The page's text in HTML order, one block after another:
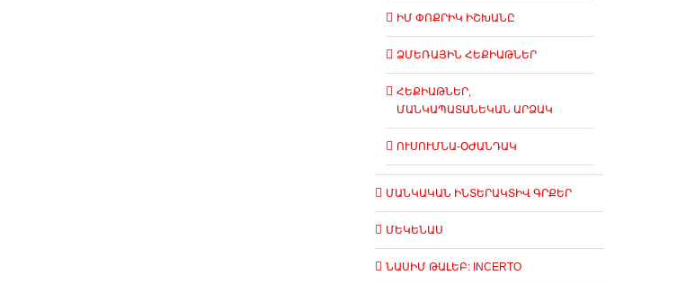
ԻՄ ՓՈՔՐԻԿ ԻՇԽԱՆԸ
ՁՄԵՌԱՅԻՆ ՀԵՔԻԱԹՆԵՐ
ՀԵՔԻԱԹՆԵՐ,
ՄԱՆԿԱՊԱՏԱՆԵԿԱՆ ԱՐՁԱԿ
ՈՒՍՈՒՄՆԱ-ՕԺԱՆԴԱԿ
ՄԱՆԿԱԿԱՆ ԻՆՏԵՐԱԿՏԻՎ ԳՐՔԵՐ
ՄԵԿԵՆԱՍ
ՆԱՍԻՄ ԹԱԼԵԲ: INCERTO